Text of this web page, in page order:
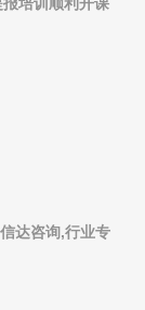
培训顺利开课
达咨询,行业专